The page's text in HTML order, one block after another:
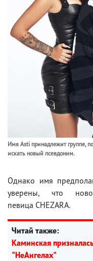
Имя Asti принадлежит группе,
искать новый псевдоним.
Однако имя
уверены, что
певица CHEZARA.
Читай также:
Каминская
"НеАнгелах"